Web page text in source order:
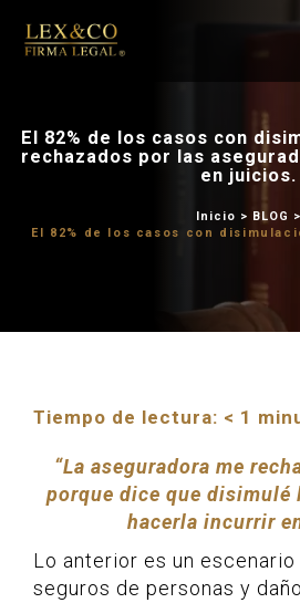
El 82% de los
rechazados
Tiempo de lectura: < 1
“La aseguradora me
porque dice que disimulé
hacerla incurrir
Lo anterior es un
seguros de personas y